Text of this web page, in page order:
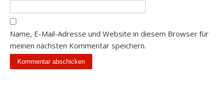
Name, E-Mail-Adresse und Website in diesem Browser für
meinen nächsten Kommentar speichern.